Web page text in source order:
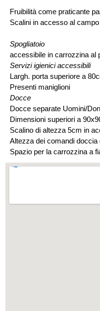
Fruibilità come praticante
Scalini in accesso al
Spogliatoio
accessibile in carrozzina al
Servizi igienici accessibili
Largh. porta superiore a
Presenti maniglioni
Docce
Docce separate Uomini/
Dimensioni superiori a
Scalino di altezza 5cm in
Altezza dei comandi doccia
Spazio per la carrozzina a